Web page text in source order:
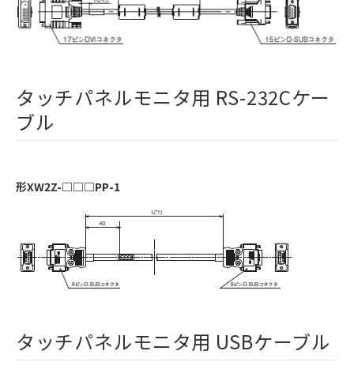
タッチパネルモニタ用 RS-232Cケー
ブル
形XW2Z-□□□PP-1
タッチパネルモニタ用 USBケーブル